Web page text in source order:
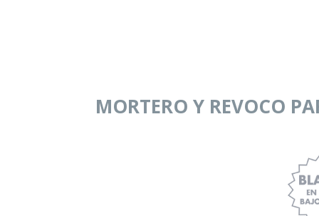
MORTERO Y REVOCO